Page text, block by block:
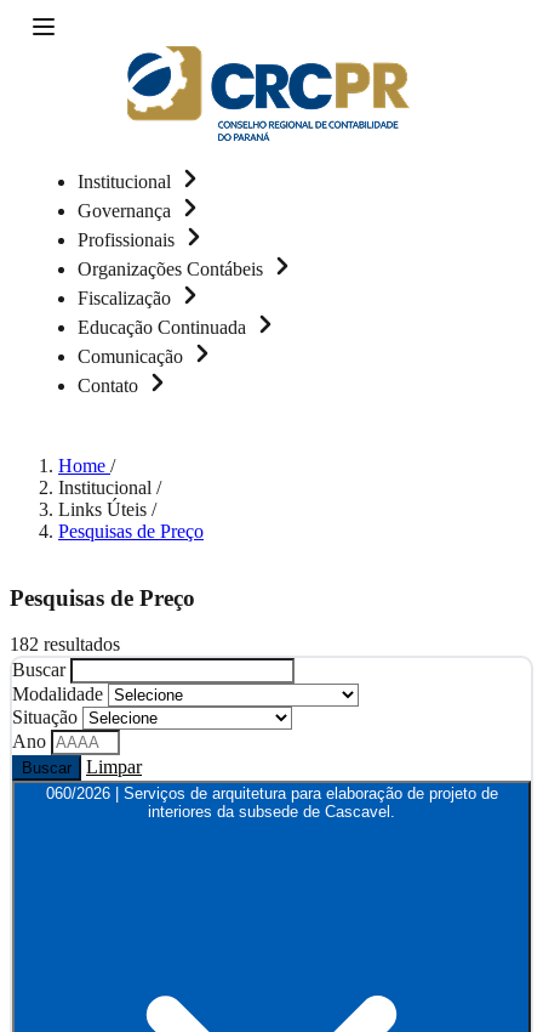
Institucional
Governança
Profissionais
Organizações Contábeis
Fiscalização
Educação Continuada
Comunicação
Contato
Home /
Institucional /
Links Úteis /
Pesquisas de Preço
Pesquisas de Preço
182 resultados
Buscar
Modalidade
Situação
Ano
Buscar Limpar
060/2026 | Serviços de arquitetura para elaboração de projeto de
interiores da subsede de Cascavel.